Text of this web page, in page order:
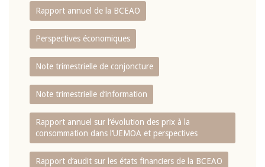
Rapport annuel de la BCEAO
Perspectives économiques
Note trimestrielle de conjoncture
Note trimestrielle d‘information
Rapport annuel sur l‘évolution des prix à la
consommation dans l‘UEMOA et perspectives
Rapport d‘audit sur les états financiers de la BCEAO